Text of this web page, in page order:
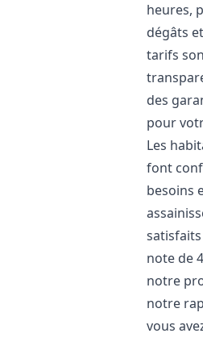
heures,
dégâts
tarifs
des
pour
Les
font
besoins
note de
notre
notre
vous